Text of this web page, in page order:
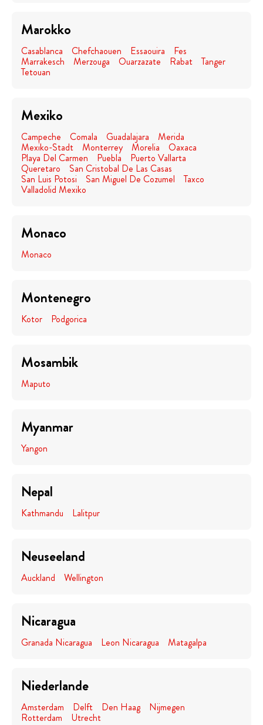
Marokko
Casablanca Chefchaouen Essaouira Fes
Marrakesch Merzouga Ouarzazate Rabat Tanger
Tetouan
Mexiko
Campeche Comala Guadalajara Merida
Mexiko-Stadt Monterrey Morelia Oaxaca
Playa Del Carmen Puebla Puerto Vallarta
Queretaro San Cristobal De Las Casas
San Luis Potosi San Miguel De Cozumel Taxco
Valladolid Mexiko
Monaco
Monaco
Montenegro
Kotor Podgorica
Mosambik
Maputo
Myanmar
Yangon
Nepal
Kathmandu Lalitpur
Neuseeland
Auckland Wellington
Nicaragua
Granada Nicaragua Leon Nicaragua Matagalpa
Niederlande
Amsterdam Delft Den Haag Nijmegen
Rotterdam Utrecht